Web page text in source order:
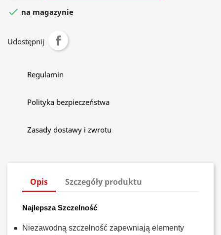
 na magazynie
Udostępnij
Regulamin
Polityka bezpieczeństwa
Zasady dostawy i zwrotu
Opis Szczegóły produktu
Najlepsza Szczelność
Niezawodną szczelność zapewniają elementy